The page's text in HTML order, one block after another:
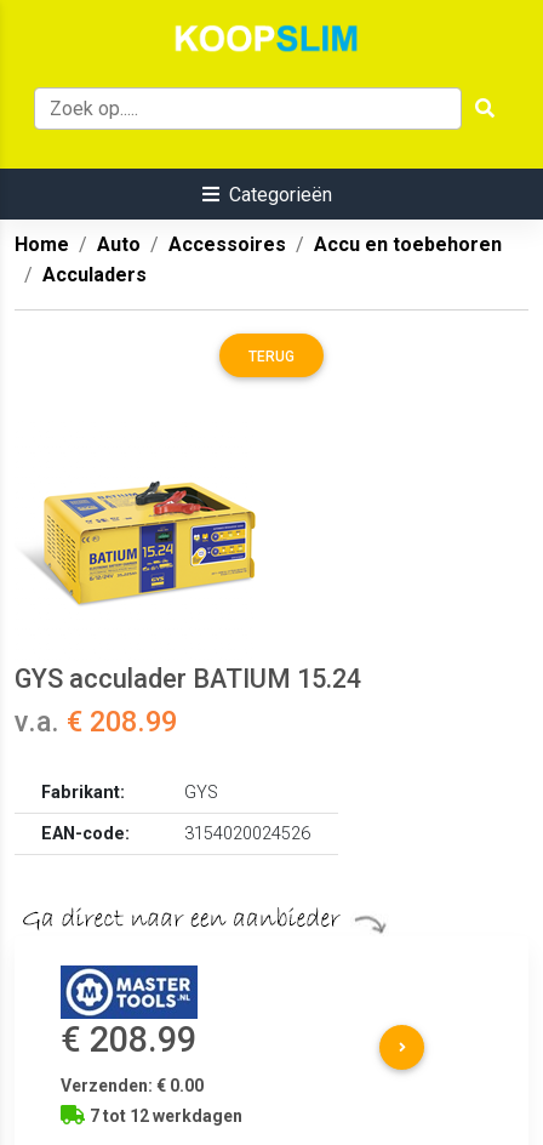
Categorieën
Home Auto Accessoires
Accu en toebehoren
Acculaders
TERUG
GYS acculader BATIUM 15.24
v.a. € 208.99
Fabrikant:
GYS
EAN-code:
3154020024526
€ 208.99
Verzenden: € 0.00
7 tot 12 werkdagen